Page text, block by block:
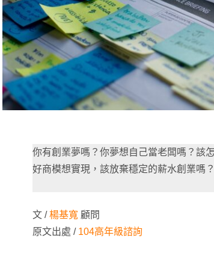
你有創業夢嗎？你夢想自己當老闆嗎？該
好商模想實現，該放棄穩定的薪水創業嗎
文 /楊基寬 顧問
原文出處 / 104高年級諮詢